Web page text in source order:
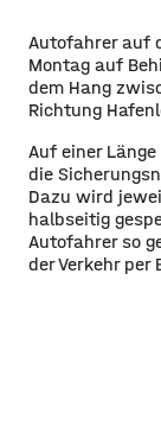
Autofahrer auf
Montag auf
dem Hang
Richtung
Auf einer
die
Dazu wird
halbseitig
Autofahrer so
der Verkehr per